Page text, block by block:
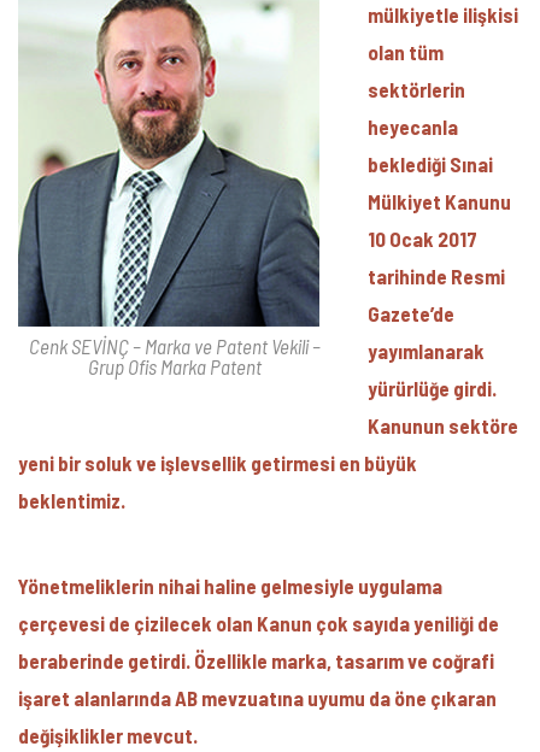
Cenk SEVİNÇ – Marka ve Patent Vekili –
Grup Ofis Marka Patent
mülkiyetle ilişkisi
olan tüm
sektörlerin
heyecanla
beklediği Sınai
Mülkiyet Kanunu
10 Ocak 2017
tarihinde Resmi
Gazete’de
yayımlanarak
yürürlüğe girdi.
Kanunun sektöre
yeni bir soluk ve işlevsellik getirmesi en büyük
beklentimiz.
Yönetmeliklerin nihai haline gelmesiyle uygulama
çerçevesi de çizilecek olan Kanun çok sayıda yeniliği de
beraberinde getirdi. Özellikle marka, tasarım ve coğrafi
işaret alanlarında AB mevzuatına uyumu da öne çıkaran
değişiklikler mevcut.